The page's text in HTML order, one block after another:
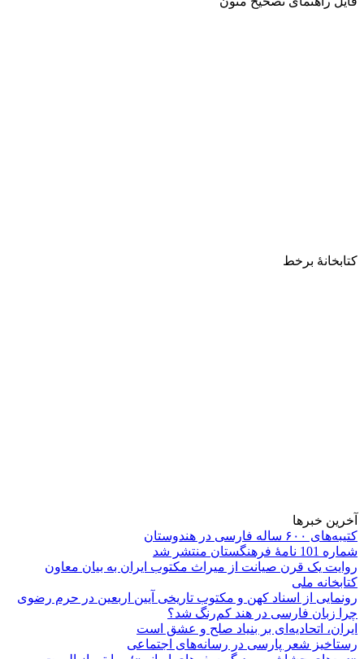
کتابخانۀ برخط
آخرین خبرها
کتیبه‌های ۶۰۰ ساله فارسی در هندوستان
شماره 101 نامۀ فرهنگستان منتشر شد
روایت یک قرن صیانت از میراث مکتوب ایران به بیان معاون
کتابخانه ملی
رونمایی از اسناد کهن و مکتوب تاریخی آیین اربعین در حرم رضوی
چرا زبان فارسی در هند کم‌رنگ شد؟
ایران، اتحادیه‌ای بر بنیاد صلح و عشق است
رستاخیز شعر پارسی در رسانه‌های اجتماعی